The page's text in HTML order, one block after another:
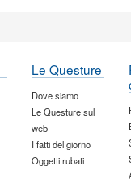
Le Questure
Dove siamo
Le Questure sul
web
I fatti del giorno
Oggetti rubati